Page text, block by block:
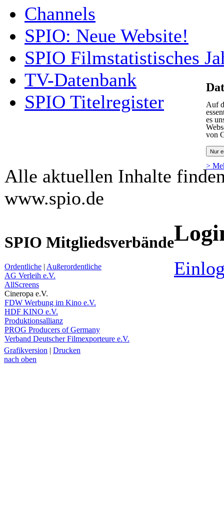
Auf
es
von
Nur
>
Channels
SPIO: Neue Website!
SPIO Filmstatistisches
TV-Datenbank
SPIO Titelregister
Alle aktuellen Inhalte
www.spio.de
SPIO Mitgliedsverbände
Ordentliche | Außerordentliche
AG Verleih e.V.
AllScreens
Cineropa e.V.
FDW Werbung im Kino e.V.
HDF KINO e.V.
Produktionsallianz
PROG Producers of Germany
Verband Deutscher Filmexporteure e.V.
Grafikversion | Drucken
nach oben